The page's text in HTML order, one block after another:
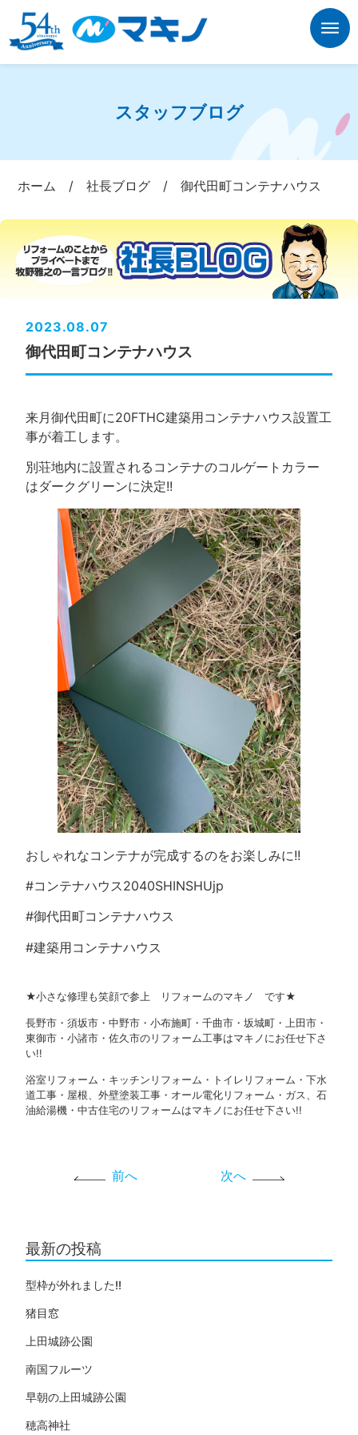
スタッフブログ
ホーム /社長ブログ /御代田町コンテナハウス
2023.08.07
御代田町コンテナハウス
来月御代田町に20FTHC建築用コンテナハウス設置工
事が着工します。
別荘地内に設置されるコンテナのコルゲートカラー
はダークグリーンに決定!!
おしゃれなコンテナが完成するのをお楽しみに!!
#コンテナハウス2040SHINSHUjp
#御代田町コンテナハウス
#建築用コンテナハウス
★小さな修理も笑顔で参上 リフォームのマキノ です★
長野市・須坂市・中野市・小布施町・千曲市・坂城町・上田市・
東御市・小諸市・佐久市のリフォーム工事はマキノにお任せ下さ
い!!
浴室リフォーム・キッチンリフォーム・トイレリフォーム・下水
道工事・屋根、外壁塗装工事・オール電化リフォーム・ガス、石
油給湯機・中古住宅のリフォームはマキノにお任せ下さい!!
前へ 次へ
最新の投稿
型枠が外れました!!
猪目窓
上田城跡公園
南国フルーツ
早朝の上田城跡公園
穂高神社